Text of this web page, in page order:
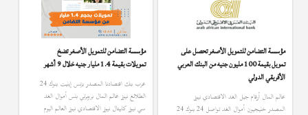
مؤسسة التضامن للتمويل الأصغر تحصل على
تمويل بقيمة 100 مليون جنيه من البنك العربي
الأفريقي الدولي
عالم المال أرقام جيل الغد الاقتصادي نيوز
المصدر خليجيون أموال الغد تواصل 24 بنوك 24
مؤسسة التضامن للتمويل الأصغر تضخ
تمويلات بقيمة 1.4 مليار جنيه خلال 9 أشهر
عرب بنك اقتصادنا المصدر بزنس إيليت بنوك 24
الطلائع نيوز عالم المال بروبرتي بلس أموال الغد
سي نيوز كابيتال نيوز الاقتصادي نيوز العالم اليوم